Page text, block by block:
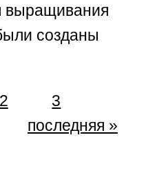
выращивания
созданы
2
3
последняя »